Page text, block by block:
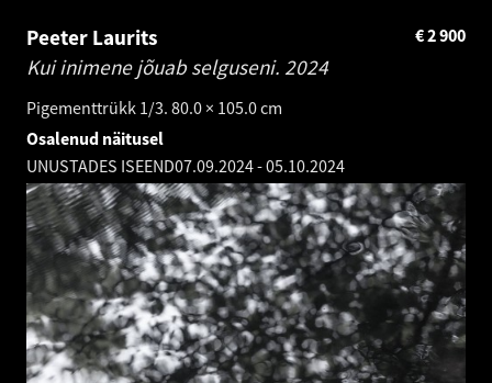
Peeter Laurits
Kui inimene jõuab selguseni. 2024
Pigementtrükk 1/3. 80.0 × 105.0 cm
2 900
€
Osalenud näitusel
UNUSTADES ISEEND07.09.2024-05.10.2024